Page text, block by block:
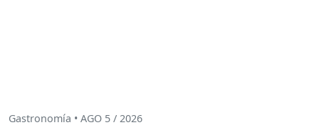
Gastronomía • AGO 5 / 2026